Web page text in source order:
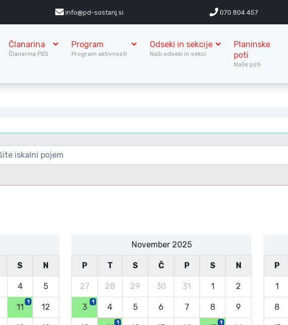
info@pd-sostanj.si 070 804 457
Članarina
Članarina PZS
Program
Program aktivnosti
Odseki in sekcije
Naši odseki in sekci
Planinske
poti
Naše poti
S N
4 5
11
1
12
November 2025
P T S Č P S N
27 28 29 30 31 1 2
3
1
4 5 6 7 8 9
1 1
P
1
8